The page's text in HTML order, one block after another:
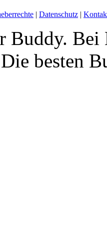
| Datenschutz |
Buddy.
besten